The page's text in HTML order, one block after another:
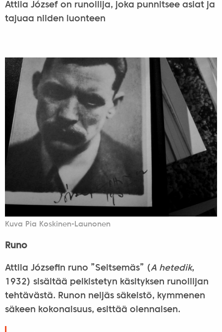
Attila József on runoilija, joka punnitsee asiat ja
tajuaa niiden luonteen
Kuva Pia Koskinen-Launonen
Runo
Attila Józsefin runo ”Seitsemäs” (A hetedik,
1932) sisältää pelkistetyn käsityksen runoilijan
tehtävästä. Runon neljäs säkeistö, kymmenen
säkeen kokonaisuus, esittää olennaisen.